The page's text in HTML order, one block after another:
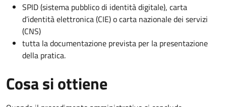
SPID (sistema pubblico di identità digitale), carta
d’identità elettronica (CIE) o carta nazionale dei servizi
(CNS)
tutta la documentazione prevista per la presentazione
della pratica.
Cosa si ottiene